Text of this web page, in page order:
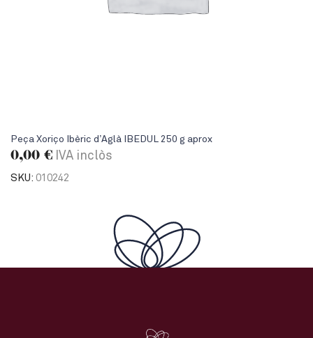
Peça Xoriço Ibèric d’Aglà IBEDUL 250 g aprox
0,00 € IVA inclòs
SKU: 010242